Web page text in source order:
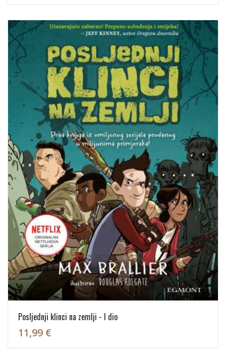
Posljednji klinci na zemlji - I dio
11,99 €